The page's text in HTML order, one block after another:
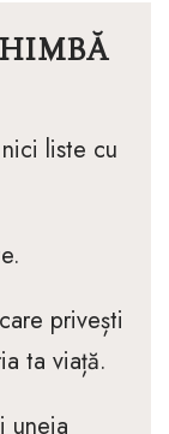
liste cu
privești
ta viață.
uneia